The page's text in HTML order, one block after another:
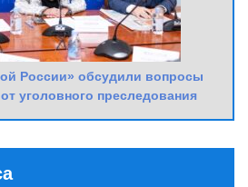
России» обсудили вопросы
уголовного преследования